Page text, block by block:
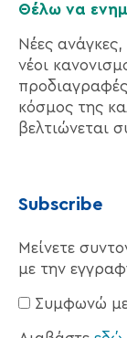
Θέλω να
Νέες ανάγκες,
νέοι
κόσμος της
βελτιώνεται
Subscribe
Μείνετε
με την
Συμφωνώ με